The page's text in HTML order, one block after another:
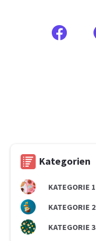
Kategorien
KATEGORIE 1
KATEGORIE 2
KATEGORIE 3